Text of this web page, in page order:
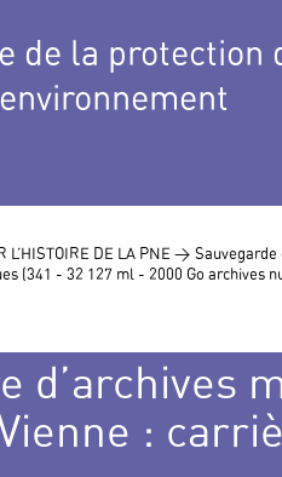
de la protection
L’HISTOIRE DE LA PNE >
(341 - 32 127 ml - 2000 Go archives
d’archives
: